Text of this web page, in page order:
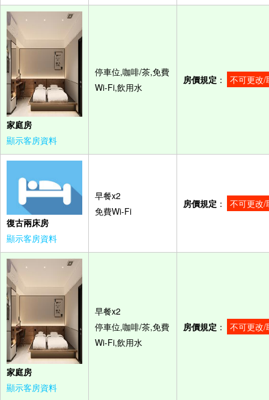
家庭房
顯示客房資料
停車位,咖啡/茶,免費
Wi-Fi,飲用水
房價規定 ： 不可更改/
復古兩床房
顯示客房資料
早餐x2
免費Wi-Fi
房價規定 ： 不可更改/
家庭房
顯示客房資料
早餐x2
停車位,咖啡/茶,免費
Wi-Fi,飲用水
房價規定 ： 不可更改/